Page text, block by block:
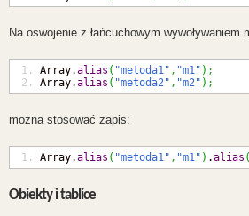
Na oswojenie z łańcuchowym
Array.alias ( "metoda1" , "m1" ) ;
Array.alias ( "metoda2" , "m2" ) ;
można stosować zapis:
Array.alias ( "metoda1" , "m1" ) .alias (
Obiekty i tablice